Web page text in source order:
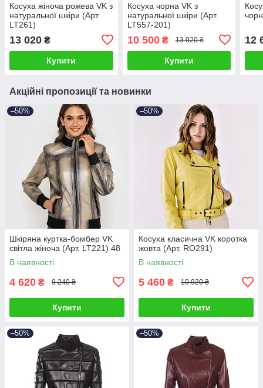
Косуха жіноча рожева VK з
натуральної шкіри (Арт.
LT261)
13 020 ₴
Купити
Косуха чорна VK з
натуральної шкіри (Арт.
LT557-201)
10 500₴ 13 020 ₴
Купити
12
Акційні пропозиції та новинки
–50%
Шкіряна куртка-бомбер VK
світла жіноча (Арт. LT221) 48
В наявності
4 620 ₴ 9 240 ₴
Купити
–50%
Косуха класична VK коротка
жовта (Арт. RO291)
В наявності
5 460 ₴ 10 920 ₴
Купити
–50% –50%